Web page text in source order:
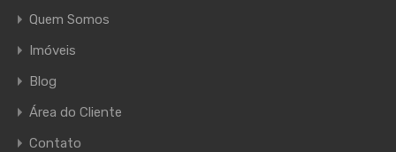
Quem Somos
Imóveis
Blog
Área do Cliente
Contato